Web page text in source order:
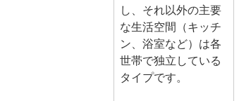
し、それ以外の主要
な生活空間（キッチ
ン、浴室など）は各
世帯で独立している
タイプです。